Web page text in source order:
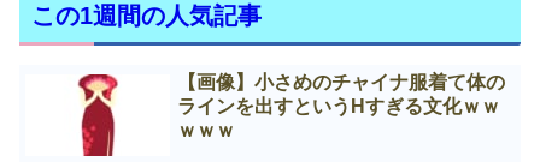
この1週間の人気記事
【画像】小さめのチャイナ服着て体の
ラインを出すというНすぎる文化ｗｗ
ｗｗｗ